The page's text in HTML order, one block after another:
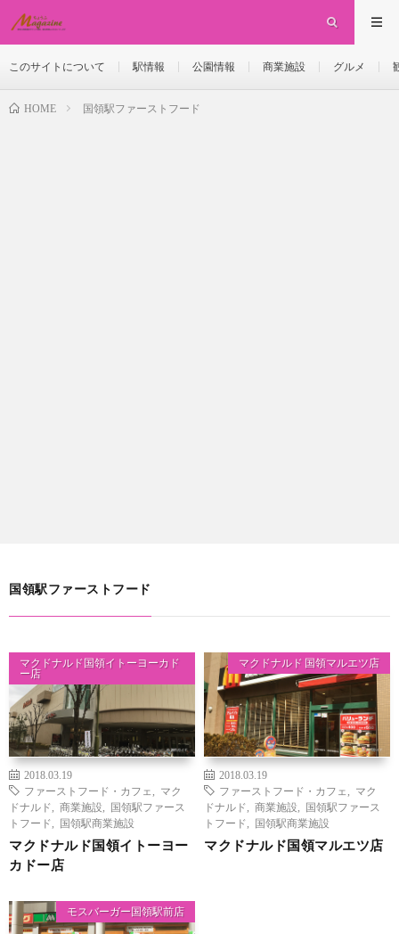
このサイトについて 駅情報 公園情報 商業施設 グルメ
HOME 国領駅ファーストフード
国領駅ファーストフード
マクドナルド国領イトーヨーカド
ー店
2018.03.19
ファーストフード・カフェ
マク
ドナルド
商業施設
国領駅ファース
トフード
国領駅商業施設
マクドナルド国領イトーヨー
カドー店
マクドナルド 国領マルエツ店
2018.03.19
ファーストフード・カフェ
マク
ドナルド
商業施設
国領駅ファース
トフード
国領駅商業施設
マクドナルド国領マルエツ店
モスバーガー国領駅前店